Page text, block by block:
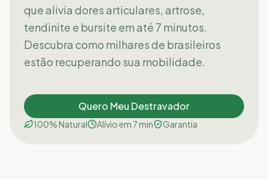
que alivia dores articulares, artrose,
tendinite e bursite em até 7 minutos.
Descubra como milhares de brasileiros
estão recuperando sua mobilidade.
Quero Meu Destravador
100% Natural Alívio em 7 min Garantia